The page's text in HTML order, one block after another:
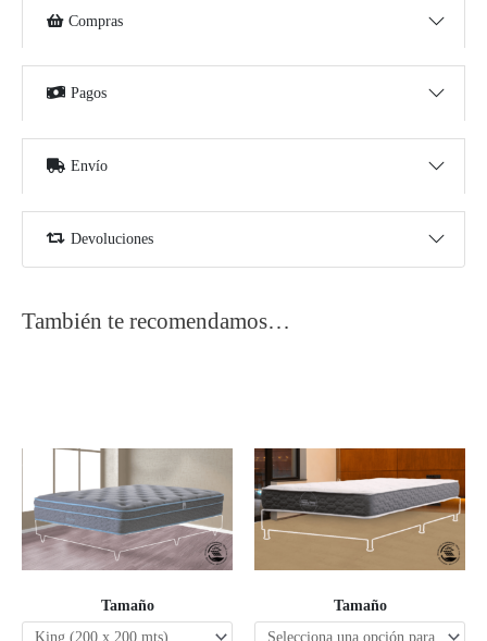
Compras
Pagos
Envío
Devoluciones
También te recomendamos…
Tamaño Tamaño